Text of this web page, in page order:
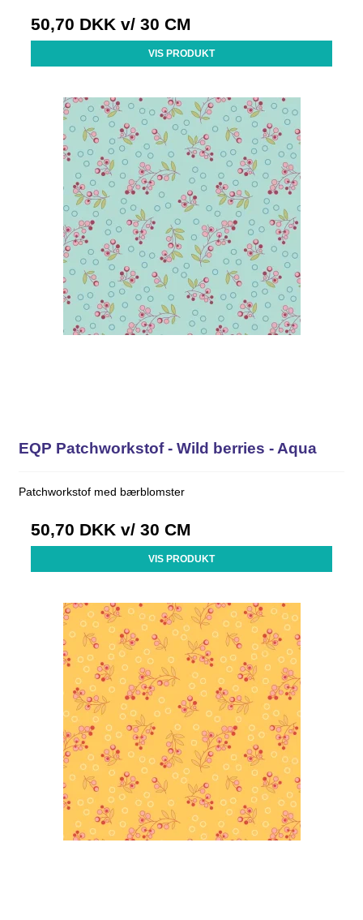
50,70 DKK v/ 30 CM
VIS PRODUKT
EQP Patchworkstof - Wild berries - Aqua
Patchworkstof med bærblomster
50,70 DKK v/ 30 CM
VIS PRODUKT